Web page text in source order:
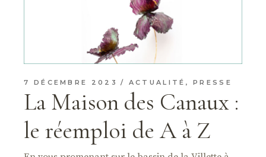
7 DÉCEMBRE 2023 ACTUALITÉ ,PRESSE
La Maison des Canaux :
le réemploi de A à Z